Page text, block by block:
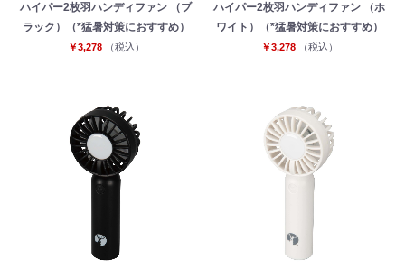
ハイパー2枚羽ハンディファン （ブ
ラック）（*猛暑対策におすすめ）
￥3,278 （税込）
ハイパー2枚羽ハンディファン （ホ
ワイト）（*猛暑対策におすすめ）
￥3,278 （税込）